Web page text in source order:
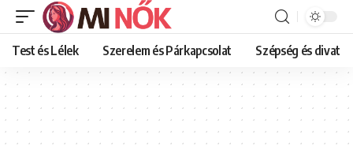
Test és Lélek Szerelem és Párkapcsolat Szépség és divat